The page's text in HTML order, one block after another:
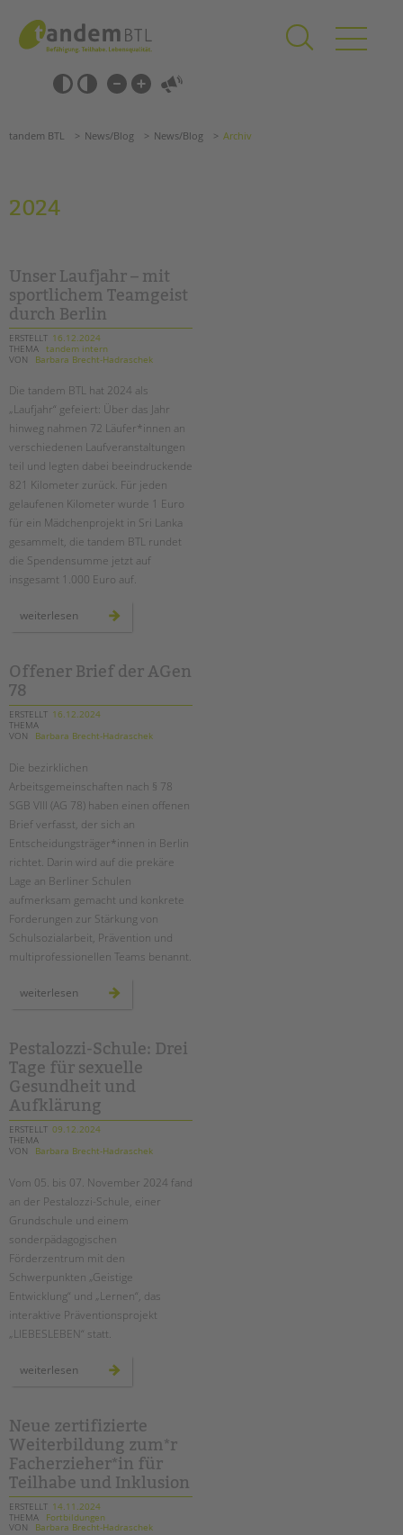
springen
Barrierefrei-
Einstellungen
überspringen
überspringen
Förderzentren
Kollegs
EFöB
Schulbezogene Sozialarbeit
Tagesgruppen
HILFEN ZUR ERZIEHUNG
EINGLIEDERUNGSHILFE
BETREUTES WOHNEN
TANDEM BTL AKADEMIE
Zertfikatskurse
Seminarkalender
PROFIL | LEITBILD
Bereiche im Überblick
Kinder- und Jugendschutz
Unsere Videos
Gesellschafter VdK
schoolcoach BTL
tandem international
KARRIERE
Stellenangebote
tandem als Arbeitgeberin
NEWS/BLOG
unkuerzbar
Magazin
KONTAKT
Impressum
Datenschutz
Hinweisgebersystem
Intranet
tandem BTL News/Blog News/Blog Archiv
2024
Unser Laufjahr – mit
sportlichem Teamgeist
durch Berlin
ERSTELLT 16.12.2024
THEMA tandem intern
VON
Barbara Brecht-Hadraschek
Die tandem BTL hat 2024 als
„Laufjahr“ gefeiert: Über das Jahr
hinweg nahmen 72 Läufer*innen an
verschiedenen Laufveranstaltungen
teil und legten dabei beeindruckende
821 Kilometer zurück. Für jeden
gelaufenen Kilometer wurde 1 Euro
für ein Mädchenprojekt in Sri Lanka
gesammelt, die tandem BTL rundet
die Spendensumme jetzt auf
insgesamt 1.000 Euro auf.
weiterlesen
laufjahr
teamgeist
durch
Offener Brief der AGen
78
ERSTELLT 16.12.2024
THEMA
VON
Barbara Brecht-Hadraschek
Die bezirklichen
Arbeitsgemeinschaften nach § 78
SGB VIII (AG 78) haben einen offenen
Brief verfasst, der sich an
Entscheidungsträger*innen in Berlin
richtet. Darin wird auf die prekäre
Lage an Berliner Schulen
aufmerksam gemacht und konkrete
Forderungen zur Stärkung von
Schulsozialarbeit, Prävention und
multiprofessionellen Teams benannt.
weiterlesen offener
Pestalozzi-Schule: Drei
Tage für sexuelle
Gesundheit und
Aufklärung
ERSTELLT 09.12.2024
THEMA
VON
Barbara Brecht-Hadraschek
Vom 05. bis 07. November 2024 fand
an der Pestalozzi-Schule, einer
Grundschule und einem
sonderpädagogischen
Förderzentrum mit den
Schwerpunkten „Geistige
Entwicklung“ und „Lernen“, das
interaktive Präventionsprojekt
„LIEBESLEBEN“ statt.
weiterlesen pestalozzi-
sexuelle
gesundheit
und
aufklärung
Neue zertifizierte
Weiterbildung zum*r
Facherzieher*in für
Teilhabe und Inklusion
ERSTELLT 14.11.2024
THEMA
Fortbildungen
VON
Barbara Brecht-Hadraschek